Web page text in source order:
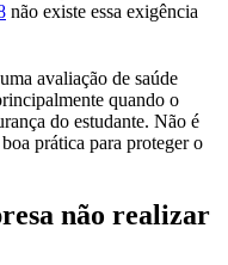
não existe essa exigência
avaliação de saúde
quando o
do estudante. Não é
prática para proteger o
não realizar